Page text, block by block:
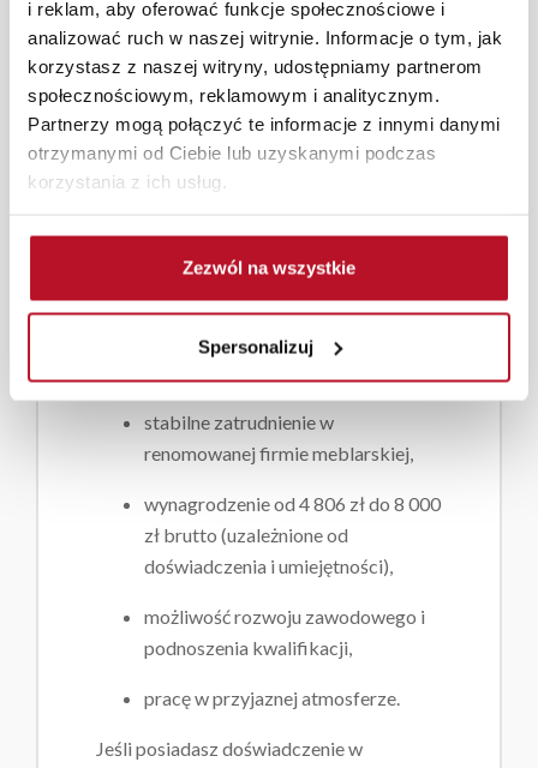
i reklam, aby oferować funkcje społecznościowe i
analizować ruch w naszej witrynie. Informacje o tym, jak
korzystasz z naszej witryny, udostępniamy partnerom
społecznościowym, reklamowym i analitycznym.
Partnerzy mogą połączyć te informacje z innymi danymi
otrzymanymi od Ciebie lub uzyskanymi podczas
korzystania z ich usług.
Zezwól na wszystkie
Spersonalizuj
doświadczenie w pracy na
stanowisku stolarza,
umiejętność czytania rysunku
technicznego będzie dodatkowym
atutem,
dokładność, sumienność i
zaangażowanie,
umiejętność pracy w zespole.
stabilne zatrudnienie w
renomowanej firmie meblarskiej,
wynagrodzenie od 4 806 zł do 8 000
zł brutto (uzależnione od
doświadczenia i umiejętności),
możliwość rozwoju zawodowego i
podnoszenia kwalifikacji,
pracę w przyjaznej atmosferze.
Jeśli posiadasz doświadczenie w